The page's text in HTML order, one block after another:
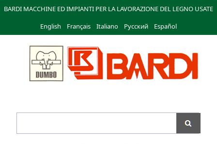
Salta al
principale
BARDI MACCHINE ED IMPIANTI PER LA LAVORAZIONE DEL LEGNO USATE
English
Français Italiano Русский Español
Macchine